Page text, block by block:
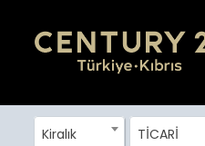
Kiralık TİCARİ